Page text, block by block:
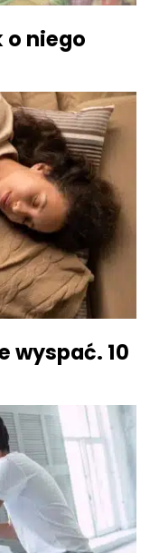
o niego
wyspać. 10